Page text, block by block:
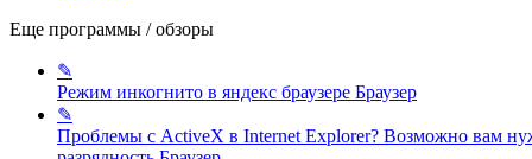
Еще программы / обзоры
✎
Режим инкогнито в яндекс браузере Браузер
✎
Проблемы с ActiveX в Internet Explorer? Возможно вам